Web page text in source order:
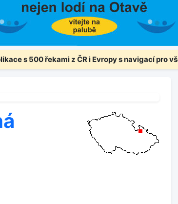
s 500 řekami z ČR i Evropy s navigací pro